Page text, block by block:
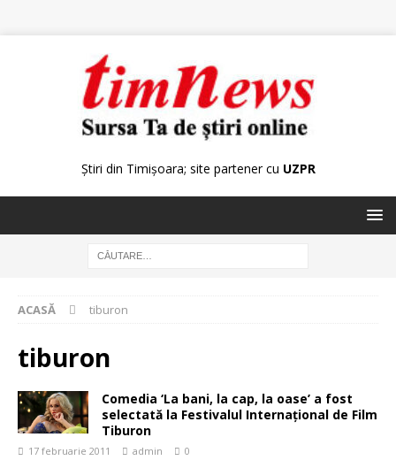
Știri din Timișoara; site partener cu UZPR
ACASĂ tiburon
tiburon
Comedia ‘La bani, la cap, la oase’ a fost
selectată la Festivalul Internaţional de Film
Tiburon
17 februarie 2011 admin 0